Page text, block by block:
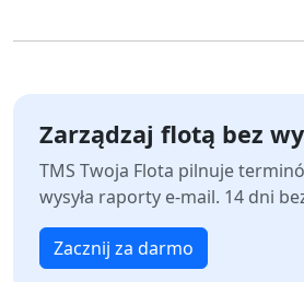
Zarządzaj flotą bez
TMS Twoja Flota pilnuje
wysyła raporty e-mail. 14 dni
Zacznij za darmo